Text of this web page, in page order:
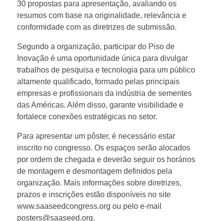
s
s
o
f
t
h
e
A
30 propostas para apresentação, avaliando os
resumos com base na originalidade, relevância e
conformidade com as diretrizes de submissão.
Segundo a organização, participar do Piso de
Inovação é uma oportunidade única para divulgar
trabalhos de pesquisa e tecnologia para um público
altamente qualificado, formado pelas principais
empresas e profissionais da indústria de sementes
das Américas. Além disso, garante visibilidade e
fortalece conexões estratégicas no setor.
Para apresentar um pôster, é necessário estar
inscrito no congresso. Os espaços serão alocados
por ordem de chegada e deverão seguir os horários
de montagem e desmontagem definidos pela
organização. Mais informações sobre diretrizes,
prazos e inscrições estão disponíveis no site
www.saaseedcongress.org ou pelo e-mail
posters@saaseed.org.